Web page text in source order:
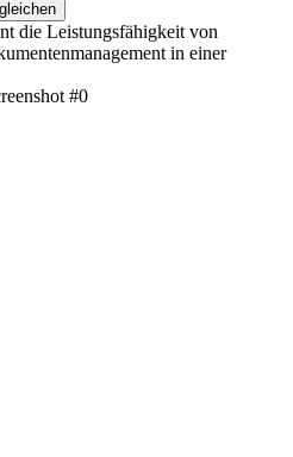
die Leistungsfähigkeit von
in einer